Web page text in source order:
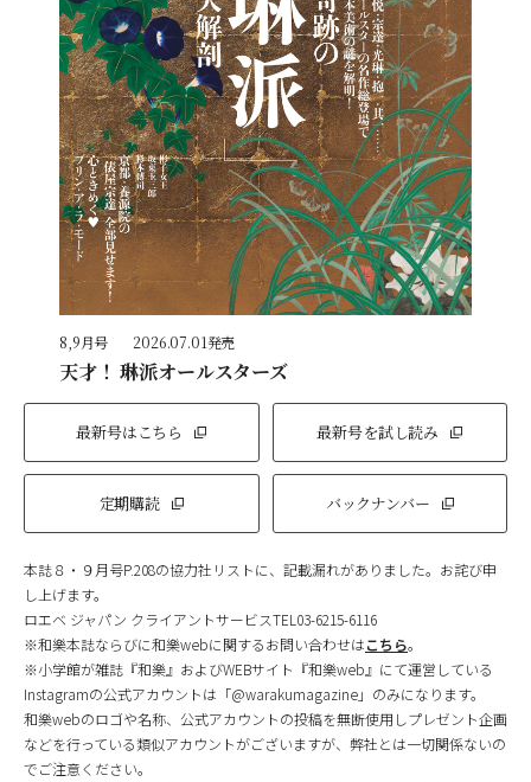
8,9月号 2026.07.01発売
天才！ 琳派オールスターズ
最新号はこちら 最新号を試し読み
定期購読 バックナンバー
本誌８・９月号P.208の協力社リストに、記載漏れがありました。お詫び申
し上げます。
ロエベ ジャパン クライアントサービスTEL03-6215-6116
※和樂本誌ならびに和樂webに関するお問い合わせはこちら。
※小学館が雑誌『和樂』およびWEBサイト『和樂web』にて運営している
Instagramの公式アカウントは「@warakumagazine」のみになります。
和樂webのロゴや名称、公式アカウントの投稿を無断使用しプレゼント企画
などを行っている類似アカウントがございますが、弊社とは一切関係ないの
でご注意ください。